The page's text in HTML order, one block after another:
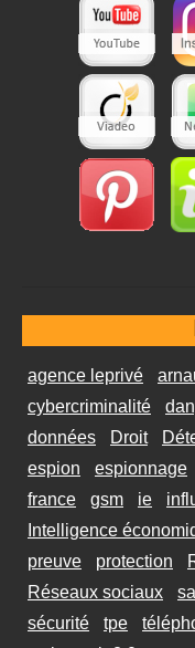
agence leprivé
cybercriminalité
données
Droit
espion
espionnage
france
gsm ie
Intelligence
preuve
protection
Réseaux sociaux
sécurité
tpe